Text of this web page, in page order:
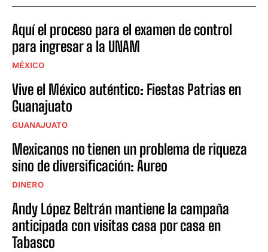
Aquí el proceso para el examen de control
para ingresar a la UNAM
MÉXICO
Vive el México auténtico: Fiestas Patrias en
Guanajuato
GUANAJUATO
Mexicanos no tienen un problema de riqueza
sino de diversificación: Aureo
DINERO
Andy López Beltrán mantiene la campaña
anticipada con visitas casa por casa en
Tabasco